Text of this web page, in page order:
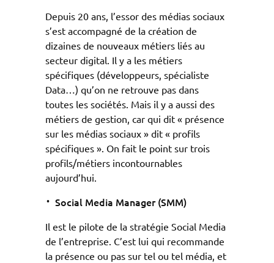
Depuis 20 ans, l’essor des médias sociaux
s’est accompagné de la création de
dizaines de nouveaux métiers liés au
secteur digital. Il y a les métiers
spécifiques (développeurs, spécialiste
Data…) qu’on ne retrouve pas dans
toutes les sociétés. Mais il y a aussi des
métiers de gestion, car qui dit « présence
sur les médias sociaux » dit « profils
spécifiques ». On fait le point sur trois
profils/métiers incontournables
aujourd’hui.
Social Media Manager (SMM)
Il est le pilote de la stratégie Social Media
de l’entreprise. C’est lui qui recommande
la présence ou pas sur tel ou tel média, et